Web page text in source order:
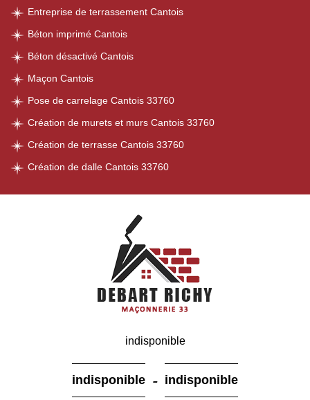
Entreprise de terrassement Cantois
Béton imprimé Cantois
Béton désactivé Cantois
Maçon Cantois
Pose de carrelage Cantois 33760
Création de murets et murs Cantois 33760
Création de terrasse Cantois 33760
Création de dalle Cantois 33760
indisponible
indisponible - indisponible